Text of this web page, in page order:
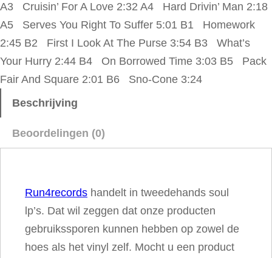
a
n
d
–
T
e
A3 Cruisin’ For A Love 2:32 A4 Hard Drivin’ Man 2:18
A5 Serves You Right To Suffer 5:01 B1 Homework
2:45 B2 First I Look At The Purse 3:54 B3 What’s
Your Hurry 2:44 B4 On Borrowed Time 3:03 B5 Pack
Fair And Square 2:01 B6 Sno-Cone 3:24
Beschrijving
Beoordelingen (0)
Run4records handelt in tweedehands soul
lp’s. Dat wil zeggen dat onze producten
gebruikssporen kunnen hebben op zowel de
hoes als het vinyl zelf. Mocht u een product